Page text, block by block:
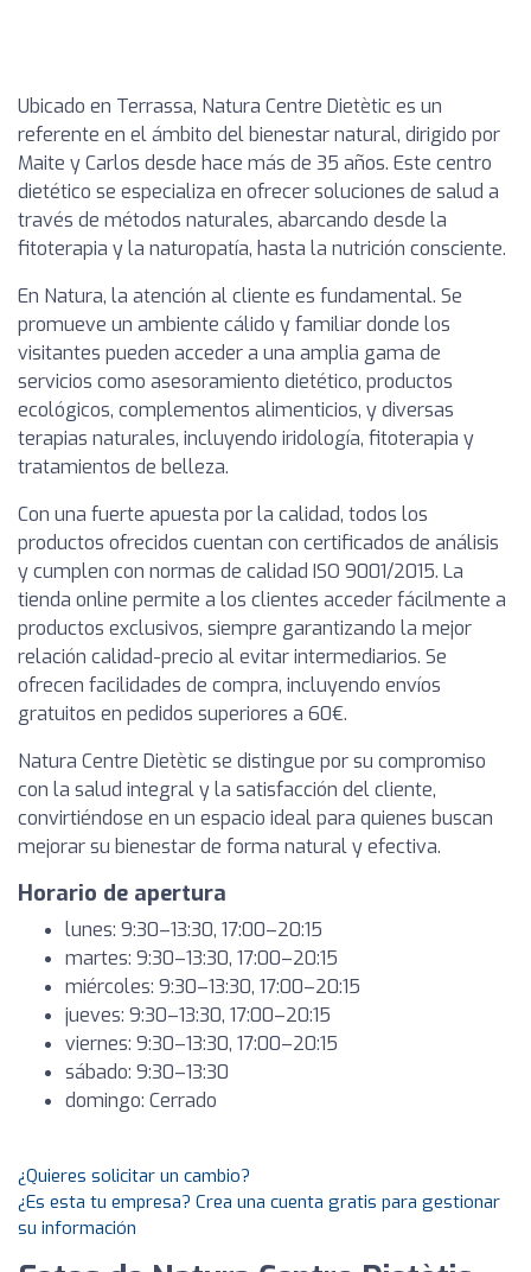
Ubicado en Terrassa, Natura Centre Dietètic es un
referente en el ámbito del bienestar natural, dirigido por
Maite y Carlos desde hace más de 35 años. Este centro
dietético se especializa en ofrecer soluciones de salud a
través de métodos naturales, abarcando desde la
fitoterapia y la naturopatía, hasta la nutrición consciente.
En Natura, la atención al cliente es fundamental. Se
promueve un ambiente cálido y familiar donde los
visitantes pueden acceder a una amplia gama de
servicios como asesoramiento dietético, productos
ecológicos, complementos alimenticios, y diversas
terapias naturales, incluyendo iridología, fitoterapia y
tratamientos de belleza.
Con una fuerte apuesta por la calidad, todos los
productos ofrecidos cuentan con certificados de análisis
y cumplen con normas de calidad ISO 9001/2015. La
tienda online permite a los clientes acceder fácilmente a
productos exclusivos, siempre garantizando la mejor
relación calidad-precio al evitar intermediarios. Se
ofrecen facilidades de compra, incluyendo envíos
gratuitos en pedidos superiores a 60€.
Natura Centre Dietètic se distingue por su compromiso
con la salud integral y la satisfacción del cliente,
convirtiéndose en un espacio ideal para quienes buscan
mejorar su bienestar de forma natural y efectiva.
Horario de apertura
lunes: 9:30–13:30, 17:00–20:15
martes: 9:30–13:30, 17:00–20:15
miércoles: 9:30–13:30, 17:00–20:15
jueves: 9:30–13:30, 17:00–20:15
viernes: 9:30–13:30, 17:00–20:15
sábado: 9:30–13:30
domingo: Cerrado
¿Quieres solicitar un cambio?
¿Es esta tu empresa? Crea una cuenta gratis para gestionar
su información